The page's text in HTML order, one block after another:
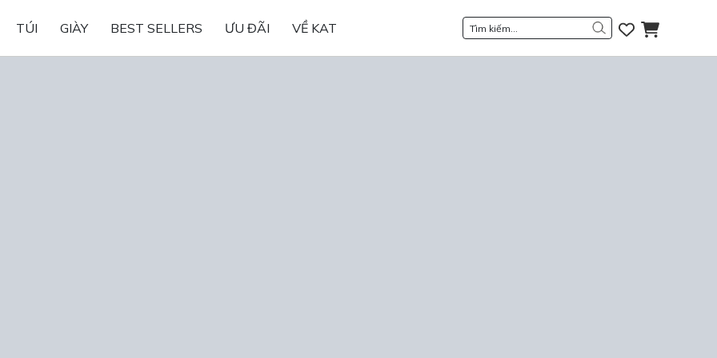
TÚI GIÀY BEST SELLERS ƯU ĐÃI VỀ KAT